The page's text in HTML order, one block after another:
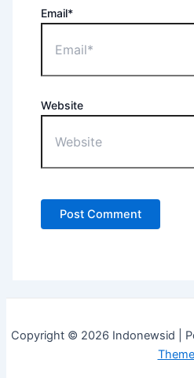
Email*
Website
Copyright © 2026 Indonewsid |
Theme